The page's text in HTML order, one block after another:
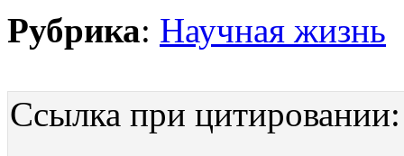
Рубрика: Научная жизнь
Ссылка при цитировании: